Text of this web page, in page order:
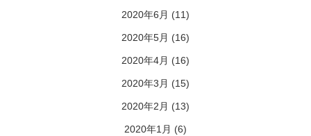
2020年6月 (11)
2020年5月 (16)
2020年4月 (16)
2020年3月 (15)
2020年2月 (13)
2020年1月 (6)